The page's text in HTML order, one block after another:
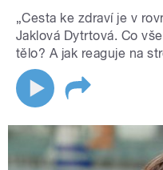
„Cesta ke zdraví je v
Jaklová Dytrtová. Co
tělo? A jak reaguje na